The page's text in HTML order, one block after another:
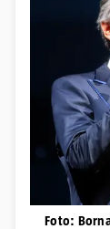
Foto: